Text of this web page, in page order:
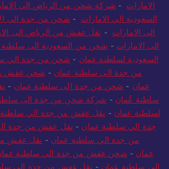
الامارات - شركة شحن من الرياض الي
السعودية الي الامارات - شحن من جدة الى
الى الامارات - نقل عفش من الرياض الى
الى الامارات - شحن من السعودية الى
السعودية لسلطنة عمان - شحن من جدة الي
من جدة الى سلطنة عمان - شحن عفش
عمان - شحن من جدة الى سلطنة عمان -
سلطنة عُمان - شركة شحن من جدة الى
لسلطنة عمان - نقل عفش من جدة الي
جدة الي سلطنة عمان - نقل عفش من جدة
من جدة الي سلطنة عمان - نقل عفش
عمان - شحن عفش من جدة الي سلطنة
الى سلطنة عمان - نقل عفش من جدة الى